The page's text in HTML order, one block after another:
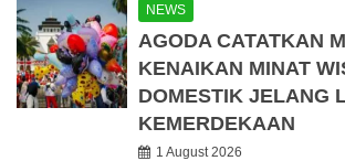
NEWS
AGODA CATATKAN
KENAIKAN MINAT
DOMESTIK JELANG
KEMERDEKAAN
1 August 2026